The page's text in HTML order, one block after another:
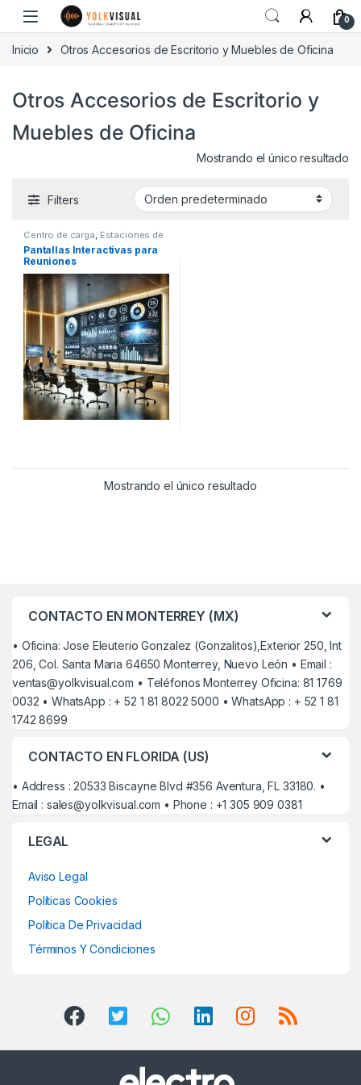
0
Inicio Otros Accesorios de Escritorio y Muebles de Oficina
Otros Accesorios de Escritorio y
Muebles de Oficina
Mostrando el único resultado
Filters
Centro de carga Estaciones de
Carga para Celulares
Organizadores de Cable, Otros
Accesorios de Escritorio y
Acusticos,Pantallas
Interactivas para Reuniones,
Soportes Monitor-PC-Otros
Pantallas Interactivas para
Reuniones
Mostrando el único resultado
CONTACTO EN MONTERREY (MX)
• Oficina: Jose Eleuterio Gonzalez (Gonzalitos),Exterior 250, Int
206, Col. Santa Maria 64650 Monterrey, Nuevo León • Email :
ventas@yolkvisual.com • Teléfonos Monterrey Oficina: 81 1769
0032 • WhatsApp : + 52 1 81 8022 5000 • WhatsApp : + 52 1 81
1742 8699
CONTACTO EN FLORIDA (US)
• Address : 20533 Biscayne Blvd #356 Aventura, FL 33180. •
Email : sales@yolkvisual.com • Phone : +1 305 909 0381
LEGAL
Aviso Legal
Políticas Cookies
Política De Privacidad
Términos Y Condiciones